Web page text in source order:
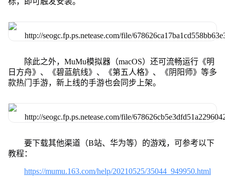
除此之外，MuMu模拟器（macOS）还可流畅运行《明
日方舟》、《碧蓝航线》、《第五人格》、《阴阳师》等多
款热门手游，新上线的手游也会同步上架。
要下载其他渠道（B站、华为等）的游戏，可参考以下
教程：
https://mumu.163.com/help/20210525/35044_949950.html